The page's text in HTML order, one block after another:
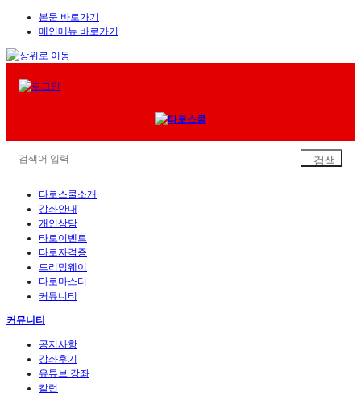
본문 바로가기
메인메뉴 바로가기
타로스쿨소개
강좌안내
개인상담
타로이벤트
타로자격증
드리밍웨이
타로마스터
커뮤니티
커뮤니티
공지사항
강좌후기
유튜브 강좌
칼럼